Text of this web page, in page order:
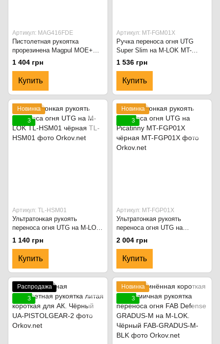
Артикул: MAG416FDE
Пистолетная рукоятка
прорезинена Magpul MOE+
Grip для AR15/M4
MAG416FDE Flat Dark Earth
1 404 грн
Купить
Артикул: MT-FGM01X
Ручка переноса огня UTG
Super Slim на M-LOK MT-
FGM01X чёрная
1 536 грн
Купить
Новинка
3
Артикул: TL-HSM01
Ультратонкая рукоять
переноса огня UTG на M-LOK
TL-HSM01 чёрная
1 140 грн
Купить
Новинка
3
Артикул: MT-FGP01X
Ультратонкая рукоять
переноса огня UTG на
Picatinny MT-FGP01X чёрная
2 004 грн
Купить
Распродажа
3
Новинка
3